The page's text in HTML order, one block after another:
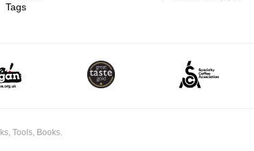
Tags
Tools, Books.